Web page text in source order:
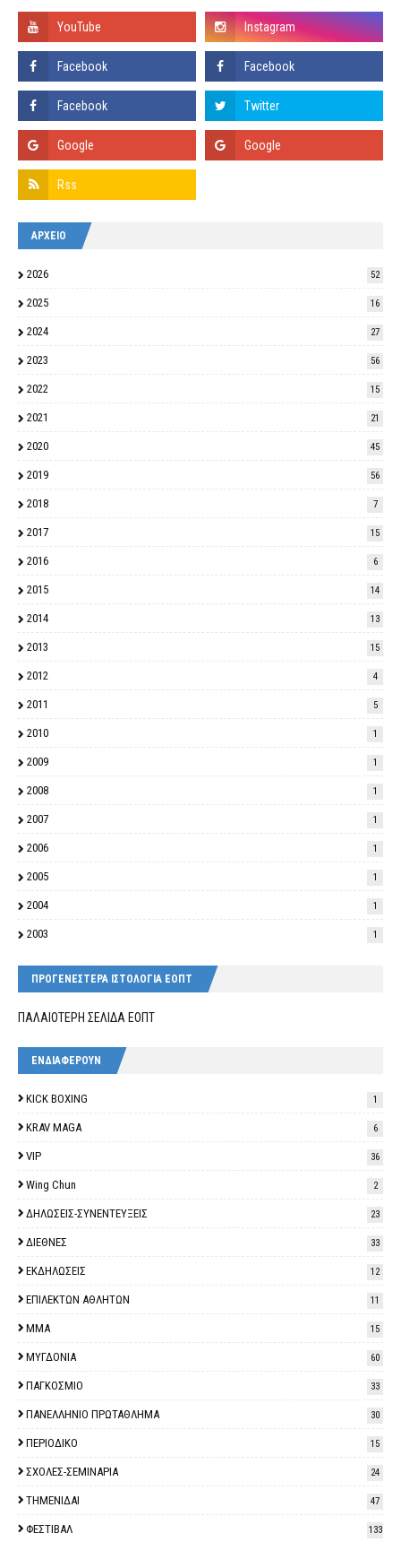
ΑΡΧΕΙΟ
2026 52
2025 16
2024 27
2023 56
2022 15
2021 21
2020 45
2019 56
2018 7
2017 15
2016 6
2015 14
2014 13
2013 15
2012 4
2011 5
2010 1
2009 1
2008 1
2007 1
2006 1
2005 1
2004 1
2003 1
ΠΡΟΓΕΝΕΣΤΕΡΑ ΙΣΤΟΛΟΓΙΑ ΕΟΠΤ
ΠΑΛΑΙΟΤΕΡΗ ΣΕΛΙΔΑ ΕΟΠΤ
ΕΝΔΙΑΦΕΡΟΥΝ
KICK BOXING 1
KRAV MAGA 6
VIP 36
Wing Chun 2
ΔΗΛΩΣΕΙΣ-ΣΥΝΕΝΤΕΥΞΕΙΣ 23
ΔΙΕΘΝΕΣ 33
ΕΚΔΗΛΩΣΕΙΣ 12
ΕΠΙΛΕΚΤΩΝ ΑΘΛΗΤΩΝ 11
ΜΜΑ 15
ΜΥΓΔΟΝΙΑ 60
ΠΑΓΚΟΣΜΙΟ 33
ΠΑΝΕΛΛΗΝΙΟ ΠΡΩΤΑΘΛΗΜΑ 30
ΠΕΡΙΟΔΙΚΟ 15
ΣΧΟΛΕΣ-ΣΕΜΙΝΑΡΙΑ 24
ΤΗΜΕΝΙΔΑΙ 47
ΦΕΣΤΙΒΑΛ 133